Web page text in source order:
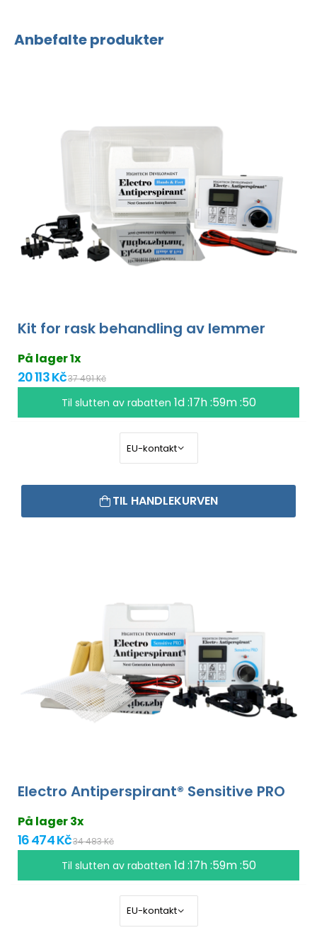
Anbefalte produkter
Kit for rask behandling av lemmer
På lager 1x
20 113 Kč37 491 Kč
Til slutten av rabatten 1d :17h :59m :49
TIL HANDLEKURVEN
Electro Antiperspirant® Sensitive PRO
På lager 3x
16 474 Kč34 483 Kč
Til slutten av rabatten 1d :17h :59m :49